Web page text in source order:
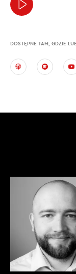
DOSTĘPNE TAM, GDZIE